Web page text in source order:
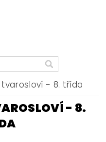
- 8. třída
- 8.